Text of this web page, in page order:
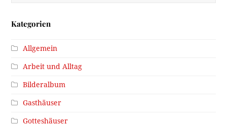
Kategorien
Allgemein
Arbeit und Alltag
Bilderalbum
Gasthäuser
Gotteshäuser